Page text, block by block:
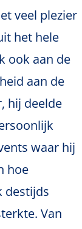
veel plezier
het hele
ook aan de
aan de
hij deelde
waar hij
hoe
destijds
Van